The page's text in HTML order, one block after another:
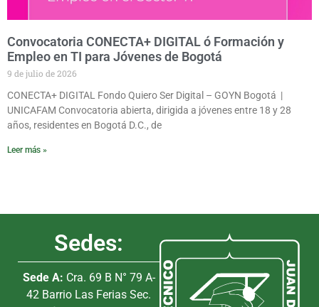
Convocatoria CONECTA+ DIGITAL ó Formación y
Empleo en TI para Jóvenes de Bogotá
9 de julio de 2026
CONECTA+ DIGITAL Fondo Quiero Ser Digital – GOYN Bogotá |
UNICAFAM Convocatoria abierta, dirigida a jóvenes entre 18 y 28
años, residentes en Bogotá D.C., de
Leer más »
Sedes:
Sede A: Cra. 69 B N° 79 A-
42 Barrio Las Ferias Sec.